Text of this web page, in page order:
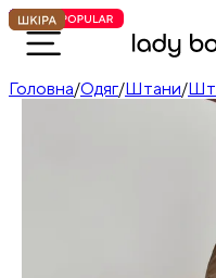
Головна/Одяг/Штани/